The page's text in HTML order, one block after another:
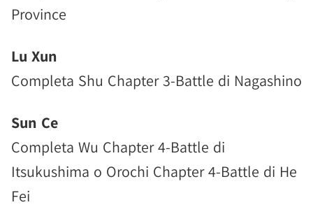
Province
Lu Xun
Completa Shu Chapter 3-Battle di Nagashino
Sun Ce
Completa Wu Chapter 4-Battle di
Itsukushima o Orochi Chapter 4-Battle di He
Fei